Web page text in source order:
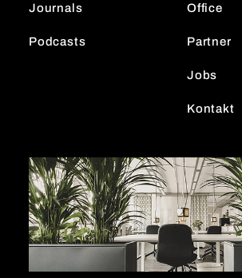
Journals
Podcasts
Office
Partner
Jobs
Kontakt